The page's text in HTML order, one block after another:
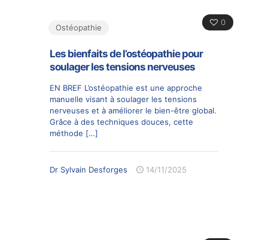
0
Ostéopathie
Les bienfaits de l’ostéopathie pour
soulager les tensions nerveuses
EN BREF L’ostéopathie est une approche
manuelle visant à soulager les tensions
nerveuses et à améliorer le bien-être global.
Grâce à des techniques douces, cette
méthode […]
Dr Sylvain Desforges 14/11/2025